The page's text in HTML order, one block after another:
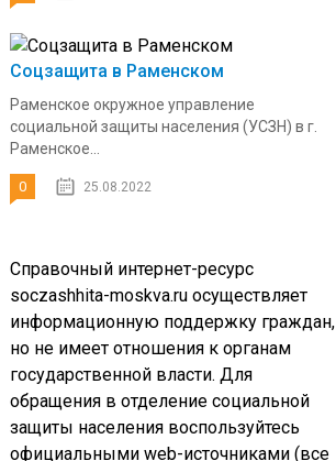
Соцзащита в Раменском
Раменское окружное управление
социальной защиты населения (УСЗН) в г.
Раменское...
0 25.08.2022
Справочный интернет-ресурс
soczashhita-moskva.ru осуществляет
информационную поддержку граждан,
но не имеет отношения к органам
государственной власти. Для
обращения в отделение социальной
защиты населения воспользуйтесь
официальными web-источниками (все